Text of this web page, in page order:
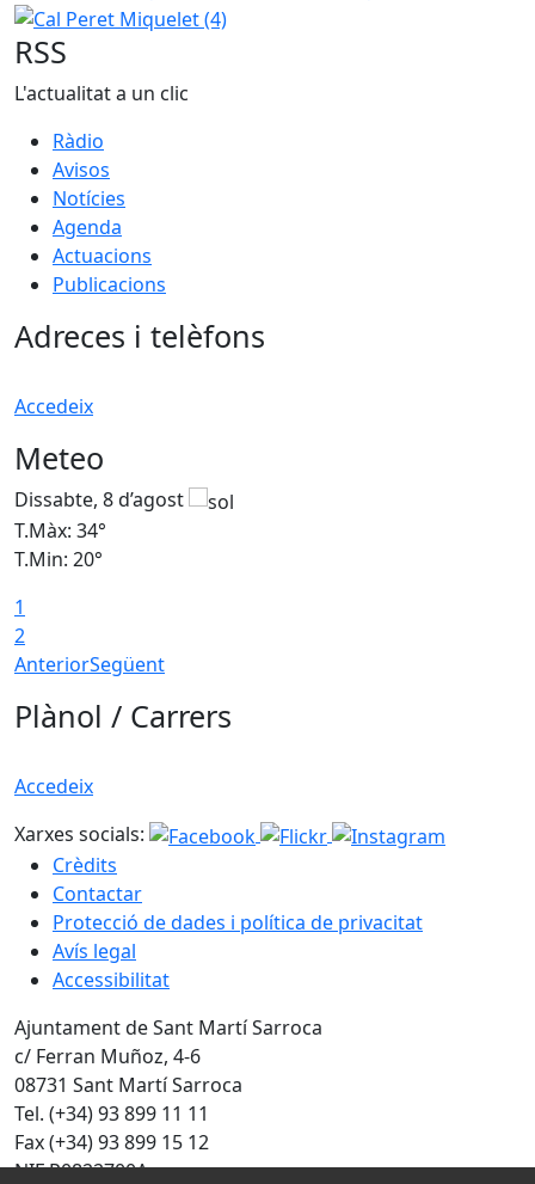
RSS
L'actualitat a un clic
Ràdio
Avisos
Notícies
Agenda
Actuacions
Publicacions
Adreces i telèfons
Accedeix
Meteo
Dissabte, 8 d’agost
T.Màx: 34°
T.Min: 20°
1
2
AnteriorSegüent
Plànol / Carrers
Accedeix
Xarxes socials:
Crèdits
Contactar
Protecció de dades i política de privacitat
Avís legal
Accessibilitat
Ajuntament de Sant Martí Sarroca
c/ Ferran Muñoz, 4-6
08731 Sant Martí Sarroca
Tel. (+34) 93 899 11 11
Fax (+34) 93 899 15 12
NIF P0822700A